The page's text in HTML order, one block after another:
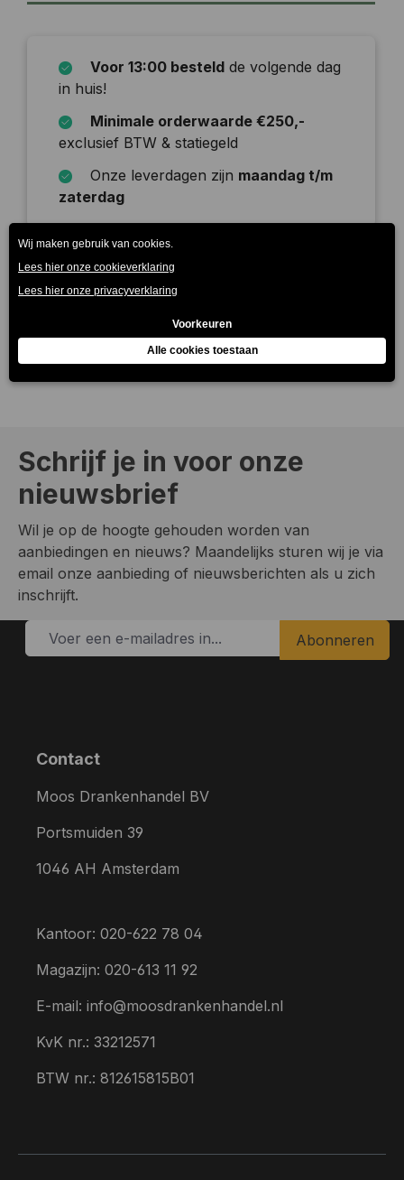
Voor 13:00 besteld de volgende dag
in huis!
Minimale orderwaarde €250,-
exclusief BTW & statiegeld
Onze leverdagen zijn maandag t/m
zaterdag
Beschrijving
als de Moeder van alle Weizenbieren. Deze topper
wordt over de hele wereld b…Meer
Schrijf je in voor onze
nieuwsbrief
Wil je op de hoogte gehouden worden van
aanbiedingen en nieuws? Maandelijks sturen wij je via
email onze aanbieding of nieuwsberichten als u zich
inschrijft.
Abonneren
Contact
Moos Drankenhandel BV
Portsmuiden 39
1046 AH Amsterdam
Kantoor: 020-622 78 04
Magazijn: 020-613 11 92
E-mail: info@moosdrankenhandel.nl
KvK nr.: 33212571
BTW nr.: 812615815B01